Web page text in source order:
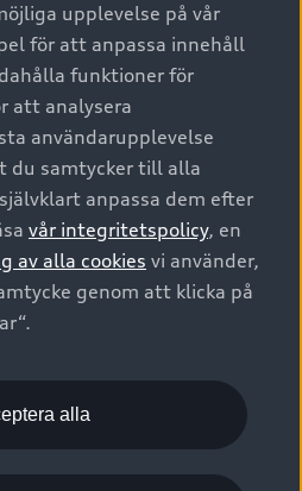
gott som nya
Hur påverkas min bil av detta?
Audi AG
upplevelse på vår
för att anpassa innehåll
funktioner för
att analysera
användarupplevelse
du samtycker till alla
anpassa dem efter
vår integritetspolicy, en
av alla cookies vi använder,
genom att klicka på
alla